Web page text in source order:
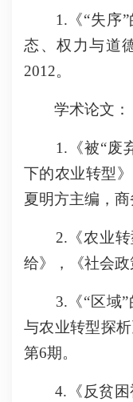
1.《“失序”
态、权力与道
2012。
学术论文：
1.《被“废弃
下的农业转型
夏明方主编，商
2.《农业转
给》，《社会政
3.《“区域”
与农业转型探
第6期。
4.《反贫困